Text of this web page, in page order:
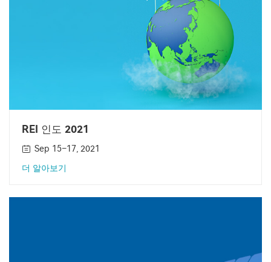
REI 인도 2021
Sep 15–17, 2021
더 알아보기